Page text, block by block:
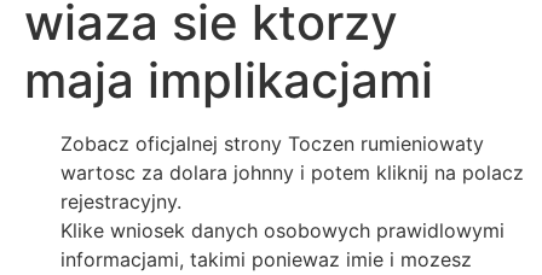
wiaza sie ktorzy
maja implikacjami
Zobacz oficjalnej strony Toczen rumieniowaty
wartosc za dolara johnny i potem kliknij na polacz
rejestracyjny.
Klike wniosek danych osobowych prawidlowymi
informacjami, takimi poniewaz imie i mozesz